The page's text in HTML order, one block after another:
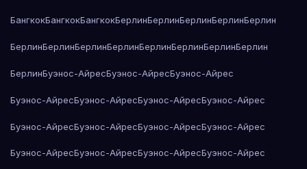
БангкокБангкокБангкокБерлинБерлинБерлинБерлинБерлин
БерлинБерлинБерлинБерлинБерлинБерлинБерлинБерлин
БерлинБуэнос-АйресБуэнос-АйресБуэнос-Айрес
Буэнос-АйресБуэнос-АйресБуэнос-АйресБуэнос-Айрес
Буэнос-АйресБуэнос-АйресБуэнос-АйресБуэнос-Айрес
Буэнос-АйресБуэнос-АйресБуэнос-АйресБуэнос-Айрес